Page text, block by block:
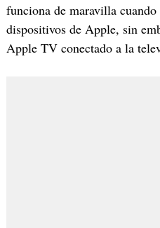
funciona de maravilla
dispositivos de Apple, sin
Apple TV conectado a la